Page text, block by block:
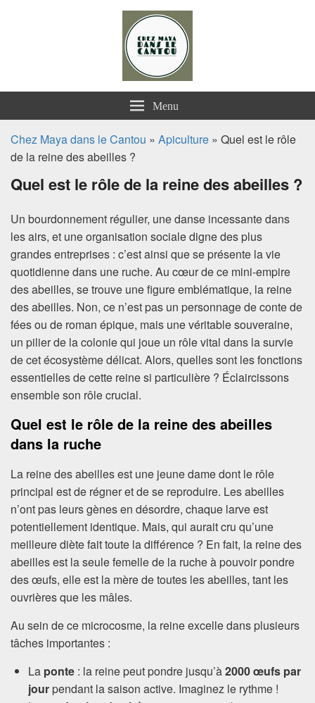
Chez Maya dans le Cantou
Menu
Chez Maya dans le Cantou » Apiculture » Quel est le rôle
de la reine des abeilles ?
Quel est le rôle de la reine des abeilles ?
Un bourdonnement régulier, une danse incessante dans
les airs, et une organisation sociale digne des plus
grandes entreprises : c’est ainsi que se présente la vie
quotidienne dans une ruche. Au cœur de ce mini-empire
des abeilles, se trouve une figure emblématique, la reine
des abeilles. Non, ce n’est pas un personnage de conte de
fées ou de roman épique, mais une véritable souveraine,
un pilier de la colonie qui joue un rôle vital dans la survie
de cet écosystème délicat. Alors, quelles sont les fonctions
essentielles de cette reine si particulière ? Éclaircissons
ensemble son rôle crucial.
Quel est le rôle de la reine des abeilles
dans la ruche
La reine des abeilles est une jeune dame dont le rôle
principal est de régner et de se reproduire. Les abeilles
n’ont pas leurs gènes en désordre, chaque larve est
potentiellement identique. Mais, qui aurait cru qu’une
meilleure diète fait toute la différence ? En fait, la reine des
abeilles est la seule femelle de la ruche à pouvoir pondre
des œufs, elle est la mère de toutes les abeilles, tant les
ouvrières que les mâles.
Au sein de ce microcosme, la reine excelle dans plusieurs
tâches importantes :
La ponte : la reine peut pondre jusqu’à2000 œufs par
jour pendant la saison active. Imaginez le rythme !